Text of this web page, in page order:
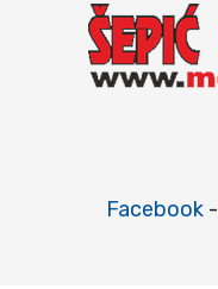
Facebook -